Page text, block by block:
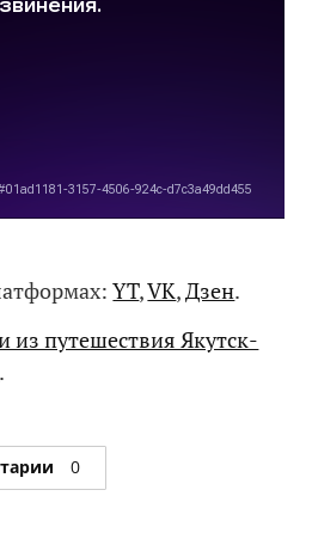
YT,VK,Дзен.
путешествия Якутск-
.
0